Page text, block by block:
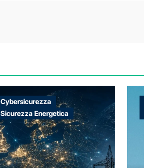
Cybersicurezza
Sicurezza Energetica